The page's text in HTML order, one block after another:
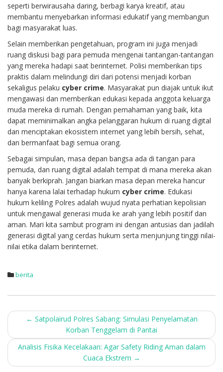
seperti berwirausaha daring, berbagi karya kreatif, atau
membantu menyebarkan informasi edukatif yang membangun
bagi masyarakat luas.
Selain memberikan pengetahuan, program ini juga menjadi
ruang diskusi bagi para pemuda mengenai tantangan-tantangan
yang mereka hadapi saat berinternet. Polisi memberikan tips
praktis dalam melindungi diri dari potensi menjadi korban
sekaligus pelaku cyber crime. Masyarakat pun diajak untuk ikut
mengawasi dan memberikan edukasi kepada anggota keluarga
muda mereka di rumah. Dengan pemahaman yang baik, kita
dapat meminimalkan angka pelanggaran hukum di ruang digital
dan menciptakan ekosistem internet yang lebih bersih, sehat,
dan bermanfaat bagi semua orang.
Sebagai simpulan, masa depan bangsa ada di tangan para
pemuda, dan ruang digital adalah tempat di mana mereka akan
banyak berkiprah. Jangan biarkan masa depan mereka hancur
hanya karena lalai terhadap hukum cyber crime. Edukasi
hukum keliling Polres adalah wujud nyata perhatian kepolisian
untuk mengawal generasi muda ke arah yang lebih positif dan
aman. Mari kita sambut program ini dengan antusias dan jadilah
generasi digital yang cerdas hukum serta menjunjung tinggi nilai-
nilai etika dalam berinternet.
berita
Post
navigation
← Satpolairud Polres Sabang: Simulasi Penyelamatan
Korban Tenggelam di Pantai
Analisis Fisika Kecelakaan: Agar Safety Riding Aman dalam
Cuaca Ekstrem →